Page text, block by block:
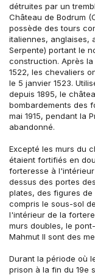
détruites par un
Château de Bodrum
possède des tours
italiennes, anglaises,
Serpente) portant le
construction. Après
1522, les chevaliers
le 5 janvier 1523.
depuis 1895, le
bombardements des
mai 1915, pendant la
abandonné.
Excepté les murs du
étaient fortifiés en
forteresse à
dessus des portes
plates, des figures
compris le sous-sol
l'intérieur de la
murs doubles, le
Mahmut II sont des
Durant la période où
prison à la fin du 19e